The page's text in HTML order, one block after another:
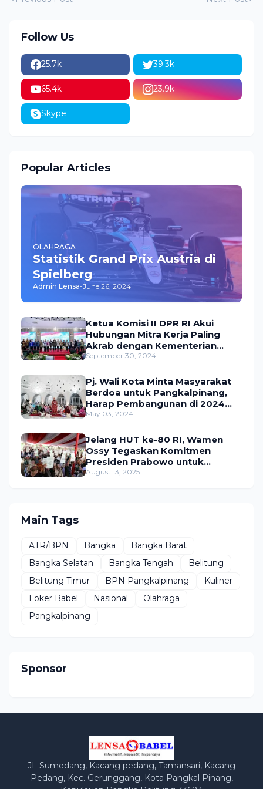
Follow Us
25.7k 39.3k
65.4k 23.9k
Skype
Popular Articles
OLAHRAGA
Statistik Grand Prix Austria di
Spielberg
Admin Lensa-June 26, 2024
Ketua Komisi II DPR RI Akui
Hubungan Mitra Kerja Paling
Akrab dengan Kementerian
ATR/BPN
September 30, 2024
Pj. Wali Kota Minta Masyarakat
Berdoa untuk Pangkalpinang,
Harap Pembangunan di 2024
Berjalan Lancar
May 03, 2024
Jelang HUT ke-80 RI, Wamen
Ossy Tegaskan Komitmen
Presiden Prabowo untuk
Menyejahterakan Rakyat
August 13, 2025
Main Tags
ATR/BPN Bangka
Bangka Barat
Bangka Selatan
Bangka Tengah
Belitung
Belitung Timur
BPN Pangkalpinang
Kuliner
Loker Babel
Nasional
Olahraga
Pangkalpinang
Sponsor
JL Sumedang, Kacang pedang, Tamansari, Kacang
Pedang, Kec. Gerunggang, Kota Pangkal Pinang,